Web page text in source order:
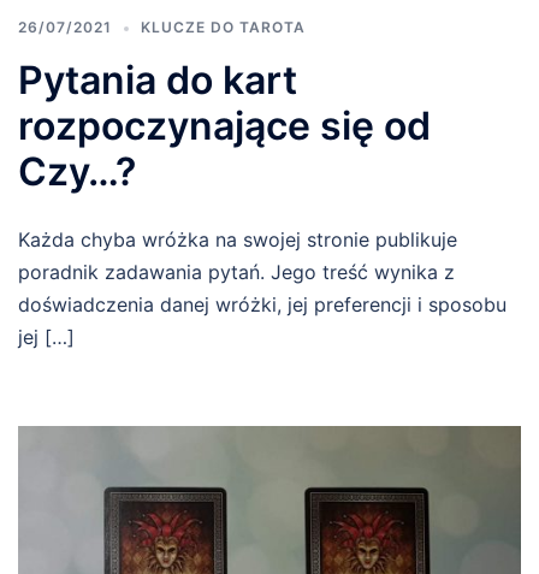
26/07/2021 KLUCZE DO TAROTA
Pytania do kart
rozpoczynające się od
Czy…?
Każda chyba wróżka na swojej stronie publikuje
poradnik zadawania pytań. Jego treść wynika z
doświadczenia danej wróżki, jej preferencji i sposobu
jej […]